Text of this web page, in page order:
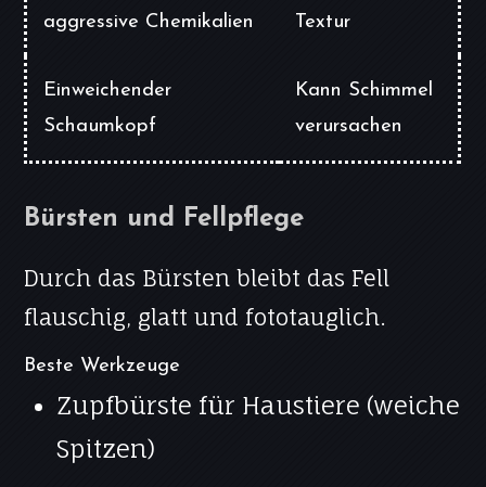
aggressive Chemikalien
Textur
Einweichender
Schaumkopf
Kann Schimmel
verursachen
Bürsten und Fellpflege
Durch das Bürsten bleibt das Fell
flauschig, glatt und fototauglich.
Beste Werkzeuge
Zupfbürste für Haustiere (weiche
Spitzen)